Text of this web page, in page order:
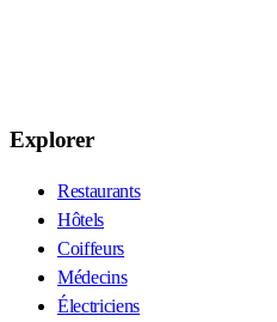
Explorer
Restaurants
Hôtels
Coiffeurs
Médecins
Électriciens